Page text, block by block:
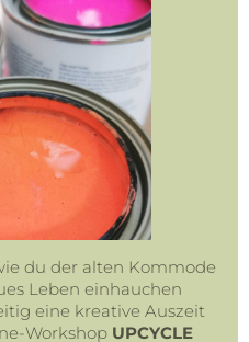
du der alten Kommode
Leben einhauchen
eine kreative Auszeit
Workshop UPCYCLE